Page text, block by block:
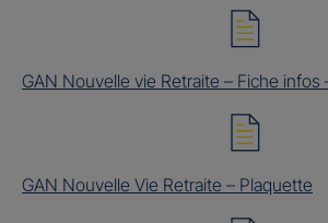
GAN Nouvelle vie Retraite – Fiche infos
GAN Nouvelle Vie Retraite – Plaquette